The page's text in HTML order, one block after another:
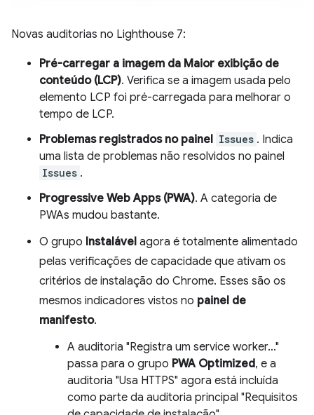
Novas auditorias no Lighthouse 7:
Pré-carregar a imagem da Maior exibição de
conteúdo (LCP). Verifica se a imagem usada pelo
elemento LCP foi pré-carregada para melhorar o
tempo de LCP.
Problemas registrados no painel Issues . Indica
uma lista de problemas não resolvidos no painel
Issues .
Progressive Web Apps (PWA). A categoria de
PWAs mudou bastante.
O grupo Instalável agora é totalmente alimentado
pelas verificações de capacidade que ativam os
critérios de instalação do Chrome. Esses são os
mesmos indicadores vistos no painel de
manifesto.
A auditoria "Registra um service worker…"
passa para o grupo PWA Optimized, e a
auditoria "Usa HTTPS" agora está incluída
como parte da auditoria principal "Requisitos